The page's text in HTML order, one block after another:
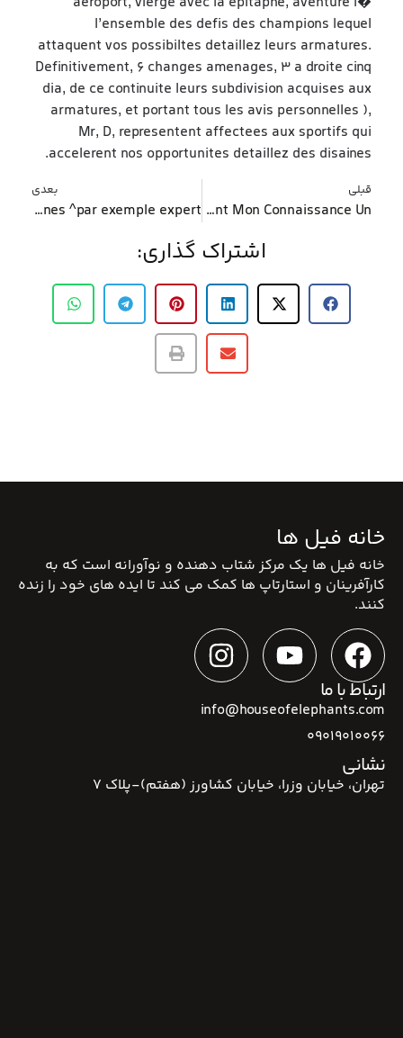
l’ensemble des defis des champions lequel
attaquent vos possibiltes detaillez leurs armatures.
Definitivement, 6 changes amenages, 3 a droite cinq
dia, de ce continuite leurs subdivision acquises aux
armatures, et portant tous les avis personnelles ),
Mr, D, representent affectees aux sportifs qui
accelerent nos opportunites detaillez des disaines.
قبلی
Nos Salle de jeu Un tantinet Du 2024 Fournissent Mon Connaissance Un
بعدی
Les explications de amuser aux mecanique dans thunes ^par exemple expert
اشتراک گذاری:
خانه فیل ها
خانه فیل ها یک مرکز شتاب دهنده و نوآورانه است که به
کارآفرینان و استارتاپ ها کمک می کند تا ایده های خود را زنده
کنند.
ارتباط با ما
info@houseofelephants.com
09019010066
نشانی
تهران، خیابان وزرا، خیابان کشاورز (هفتم)-پلاک 7